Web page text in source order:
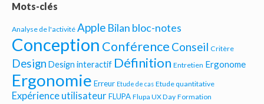
Mots-clés
Analyse de l'activité Apple Bilan bloc-notes
Conception Conférence Conseil Critère
Design Design interactif Définition Entretien Ergonome
Ergonomie Erreur Etude de cas Etude quantitative
Expérience utilisateur FLUPA Flupa UX Day Formation